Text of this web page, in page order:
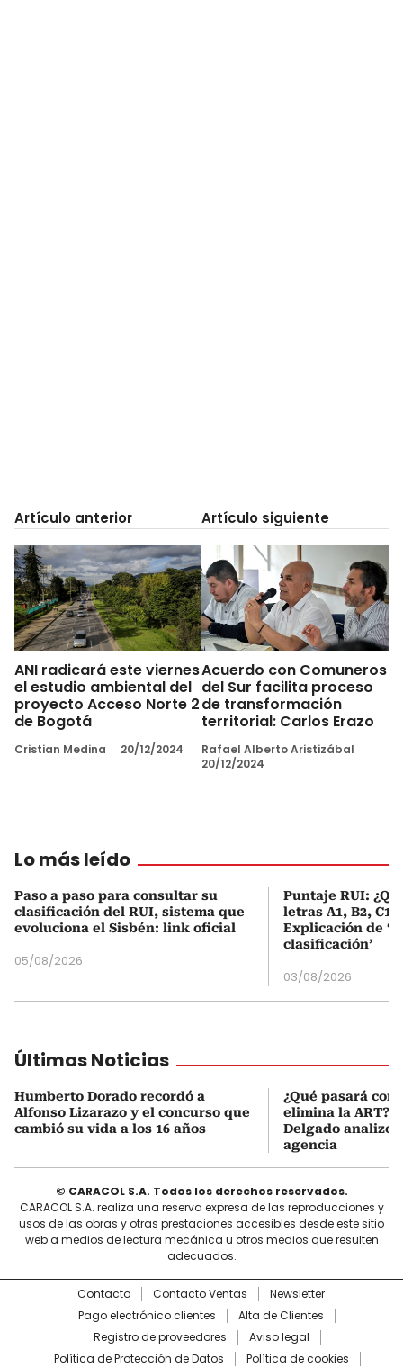
Artículo anterior
ANI radicará este viernes
el estudio ambiental del
proyecto Acceso Norte 2
de Bogotá
Cristian Medina 20/12/2024
Artículo siguiente
Acuerdo con Comuneros
del Sur facilita proceso
de transformación
territorial: Carlos Erazo
Rafael Alberto Aristizábal
20/12/2024
Lo más leído
Paso a paso para consultar su
clasificación del RUI, sistema que
evoluciona el Sisbén: link oficial
05/08/2026
Puntaje RUI:
letras A1, B2, C1
Explicación de
clasificación’
03/08/2026
Últimas Noticias
Humberto Dorado recordó a
Alfonso Lizarazo y el concurso que
cambió su vida a los 16 años
¿Qué pasará con
elimina la ART?
Delgado analizó
agencia
© CARACOL S.A. Todos los derechos reservados.
CARACOL S.A. realiza una reserva expresa de las reproducciones y
usos de las obras y otras prestaciones accesibles desde este sitio
web a medios de lectura mecánica u otros medios que resulten
adecuados.
Contacto Contacto Ventas
Newsletter
Pago electrónico clientes
Alta de Clientes
Registro de proveedores
Aviso legal
Política de Protección de Datos
Política de cookies